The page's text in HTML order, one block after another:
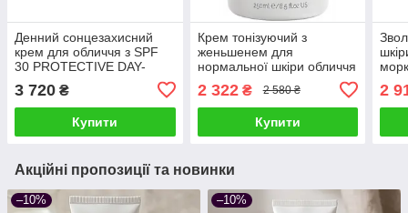
Денний сонцезахисний
крем для обличчя з SPF
30 PROTECTIVE DAY-
CHRISTINA 150 мл
омолоджуючий
3 720 ₴
Купити
Крем тонізуючий з
женьшенем для
нормальної шкіри обличчя
GINSENG NOURISHING
CREAM CHRISTINA 250
мл
2 322₴ 2 580 ₴
Купити
2
Акційні пропозиції та новинки
–10% –10%